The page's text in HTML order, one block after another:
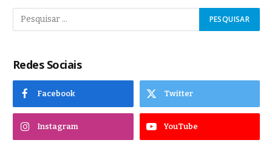
Redes Sociais
Facebook Twitter
Instagram YouTube